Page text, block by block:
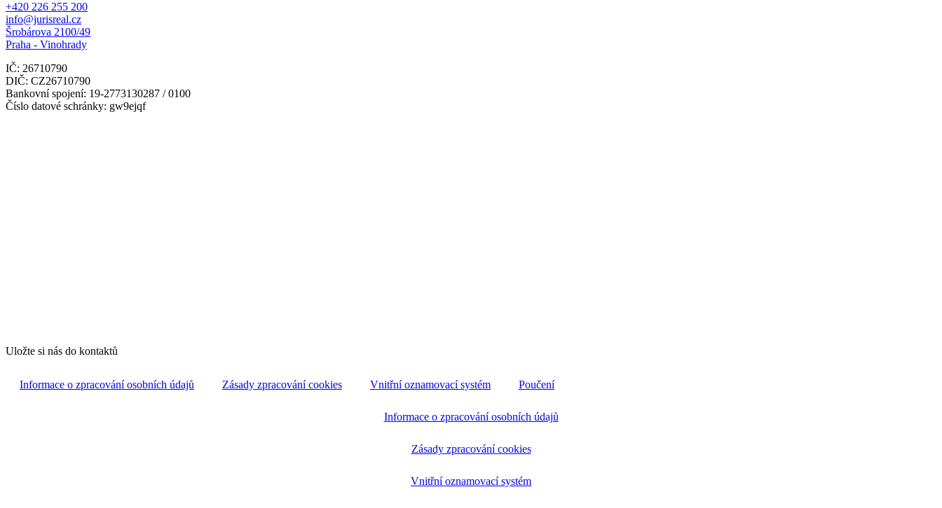
+420 226 255 200
info@jurisreal.cz
Šrobárova 2100/49
Praha - Vinohrady
IČ: 26710790
DIČ: CZ26710790
Bankovní spojení: 19-2773130287 / 0100
Číslo datové schránky: gw9ejqf
Uložte si nás do kontaktů
Informace o zpracování osobních údajů Zásady zpracování cookies Vnitřní oznamovací systém Poučení
Informace o zpracování osobních údajů
Zásady zpracování cookies
Vnitřní oznamovací systém